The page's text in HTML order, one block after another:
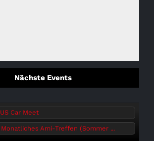
Nächste Events
US Car Meet
Monatliches Ami-Treffen (Sommer ...